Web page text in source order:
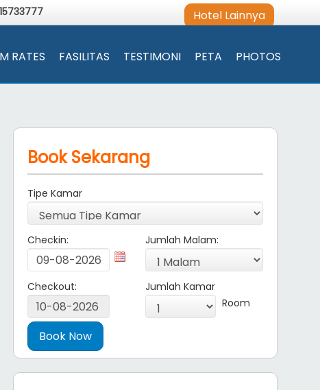
Hotel Lainnya
RATES FASILITAS TESTIMONI PETA PHOTOS
Book Sekarang
Tipe Kamar
Checkin: Jumlah Malam:
Checkout:
Jumlah Kamar
Room